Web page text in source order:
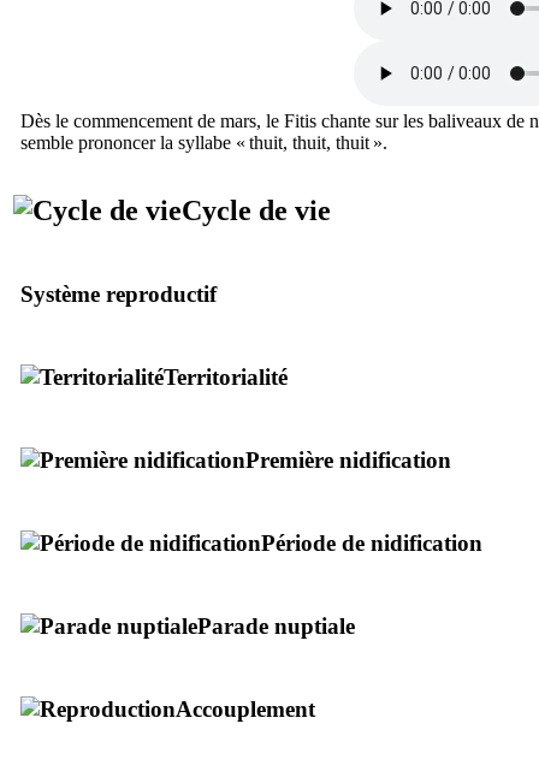
Dès le commencement de mars, le Fitis chante sur les baliveaux de
semble prononcer la syllabe « thuit, thuit, thuit ».
Cycle de vie
Système reproductif
Territorialité
Première nidification
Période de nidification
Parade nuptiale
Accouplement